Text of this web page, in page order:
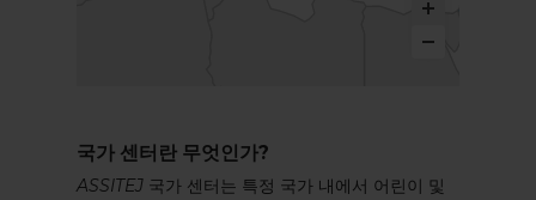
국가 센터란 무엇인가?
ASSITEJ 국가 센터는 특정 국가 내에서 어린이 및